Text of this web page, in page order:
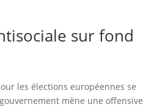
sur fond
les élections européennes se
mène une offensive